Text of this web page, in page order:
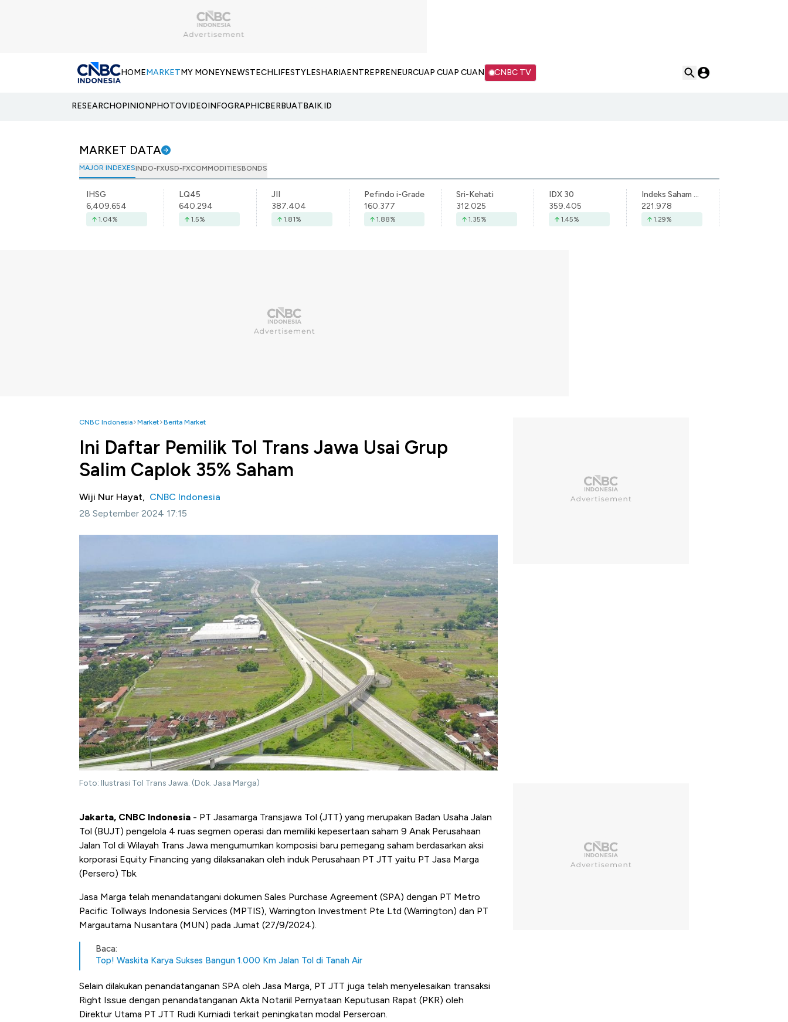
HOMEMARKETMY MONEYNEWSTECHLIFESTYLESHARIAENTREPRENEURCUAP CUAP CUAN CNBC TV
RESEARCHOPINIONPHOTOVIDEOINFOGRAPHICBERBUATBAIK.ID
MARKET DATA
MAJOR INDEXESINDO-FXUSD-FXCOMMODITIESBONDS
IHSG
6,409.654
1.04%
LQ45
640.294
1.5%
JII
387.404
1.81%
Pefindo i-Grade
160.377
1.88%
Sri-Kehati
312.025
1.35%
IDX 30
359.405
1.45%
Indeks Saham Syariah Indonesia
221.978
1.29%
CNBC Indonesia Market Berita Market
Ini Daftar Pemilik Tol Trans Jawa Usai Grup
Salim Caplok 35% Saham
Wiji Nur Hayat, CNBC Indonesia
28 September 2024 17:15
Foto: Ilustrasi Tol Trans Jawa. (Dok. Jasa Marga)
Jakarta, CNBC Indonesia - PT Jasamarga Transjawa Tol (JTT) yang merupakan Badan Usaha Jalan
Tol (BUJT) pengelola 4 ruas segmen operasi dan memiliki kepesertaan saham 9 Anak Perusahaan
Jalan Tol di Wilayah Trans Jawa mengumumkan komposisi baru pemegang saham berdasarkan aksi
korporasi Equity Financing yang dilaksanakan oleh induk Perusahaan PT JTT yaitu PT Jasa Marga
(Persero) Tbk.
Jasa Marga telah menandatangani dokumen Sales Purchase Agreement (SPA) dengan PT Metro
Pacific Tollways Indonesia Services (MPTIS), Warrington Investment Pte Ltd (Warrington) dan PT
Margautama Nusantara (MUN) pada Jumat (27/9/2024).
Baca:
Top! Waskita Karya Sukses Bangun 1.000 Km Jalan Tol di Tanah Air
Selain dilakukan penandatanganan SPA oleh Jasa Marga, PT JTT juga telah menyelesaikan transaksi
Right Issue dengan penandatanganan Akta Notariil Pernyataan Keputusan Rapat (PKR) oleh
Direktur Utama PT JTT Rudi Kurniadi terkait peningkatan modal Perseroan.